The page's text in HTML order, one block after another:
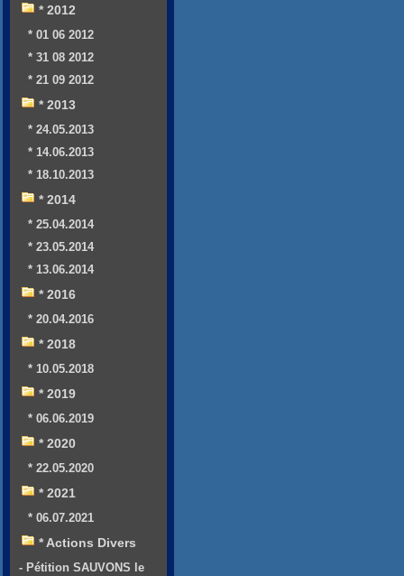
* 2012
* 01 06 2012
* 31 08 2012
* 21 09 2012
* 2013
* 24.05.2013
* 14.06.2013
* 18.10.2013
* 2014
* 25.04.2014
* 23.05.2014
* 13.06.2014
* 2016
* 20.04.2016
* 2018
* 10.05.2018
* 2019
* 06.06.2019
* 2020
* 22.05.2020
* 2021
* 06.07.2021
* Actions Divers
- Pétition SAUVONS le